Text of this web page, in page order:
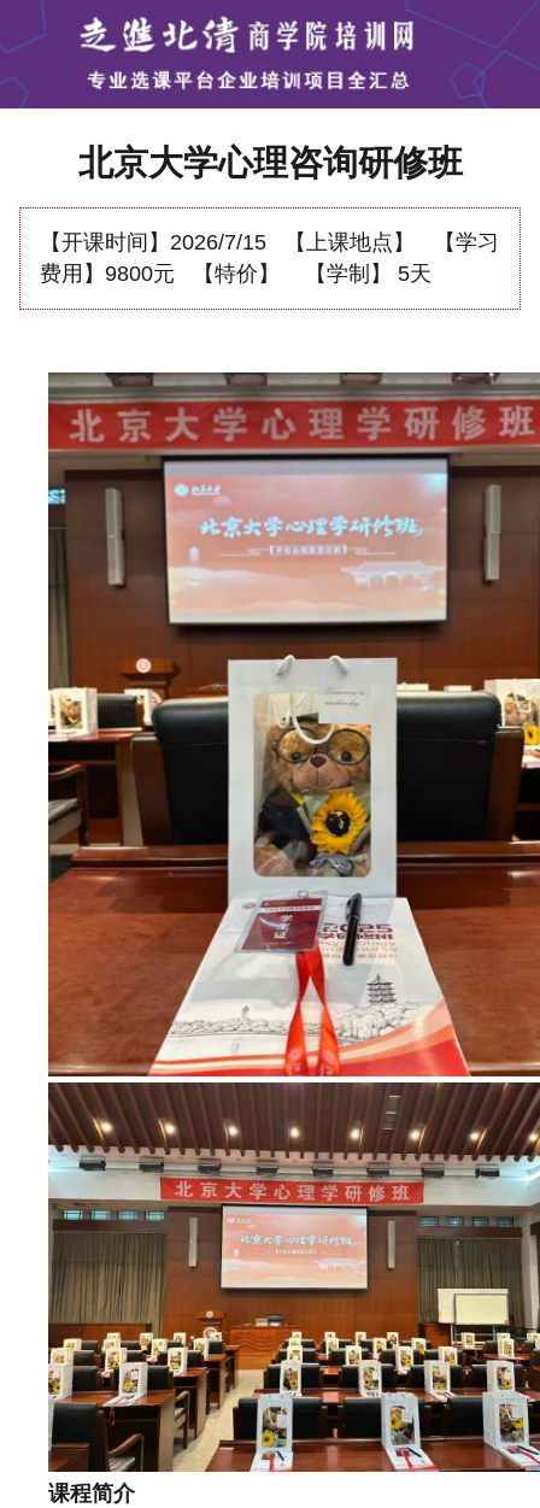
北京大学心理咨询研修班
【开课时间】 2026/7/15 【上课地点】
【学习
费用】 9800元 【特价】 【学制】 5天
课程简介